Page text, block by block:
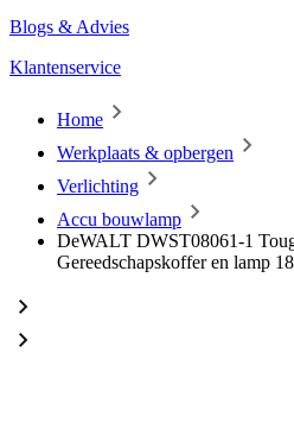
Blogs & Advies
Klantenservice
Home
Werkplaats & opbergen
Verlichting
Accu bouwlamp
DeWALT DWST08061-1
Gereedschapskoffer en lamp